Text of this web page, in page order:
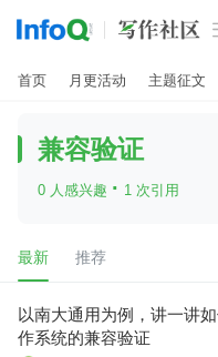
首页 月更活动 主题征文
兼容验证
0 人感兴趣 · 1 次引用
最新 推荐
以南大通用为例，讲一讲
作系统的兼容验证